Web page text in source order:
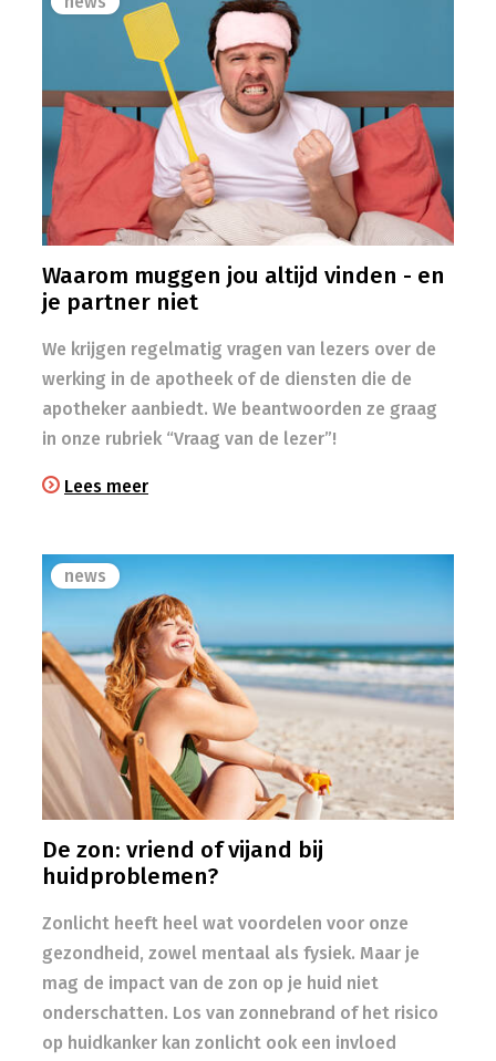
Waarom muggen jou altijd vinden - en
je partner niet
We krijgen regelmatig vragen van lezers over de
werking in de apotheek of de diensten die de
apotheker aanbiedt. We beantwoorden ze graag
in onze rubriek “Vraag van de lezer”!
Lees meer
news
De zon: vriend of vijand bij
huidproblemen?
Zonlicht heeft heel wat voordelen voor onze
gezondheid, zowel mentaal als fysiek. Maar je
mag de impact van de zon op je huid niet
onderschatten. Los van zonnebrand of het risico
op huidkanker kan zonlicht ook een invloed